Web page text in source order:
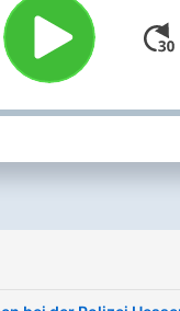
Podcast,
COPCAST!
Moderatoren
als
dem
und